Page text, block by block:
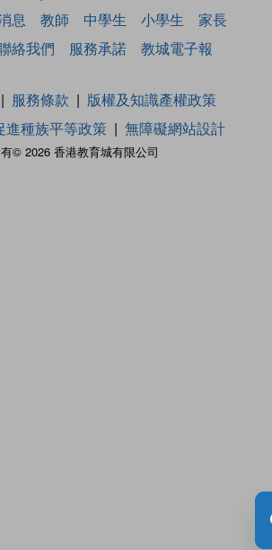
息 教師 中學生 小學生
家長
絡我們 服務承諾 教城電子報
© 2026 香港教育城有限公司
服務條款
版權及知識產權政策
進種族平等政策 無障礙網站設計